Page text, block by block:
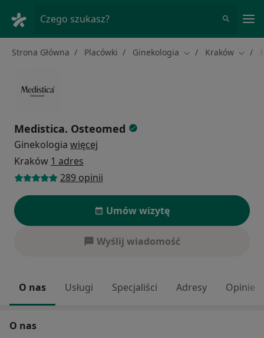
Czego szukasz?
Strona Główna Placówki Ginekologia Zmień miasto
Kraków
Medistica. Osteomed
Ginekologia więcej
Kraków 1 adres
289 opinii
Umów wizytę
Wyślij wiadomość
O nas Usługi Specjaliści Adresy Opinie
O nas